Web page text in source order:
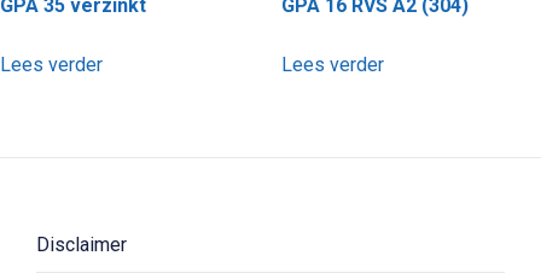
GPA 35 verzinkt
Lees verder
GPA 16 RVS A2 (304)
Lees verder
Disclaimer